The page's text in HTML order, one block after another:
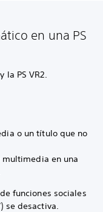
en una PS
la PS VR2.
o un título que no
en una
funciones sociales
se desactiva.